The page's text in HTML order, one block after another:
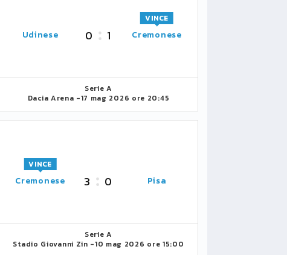
Udinese 0 1 Cremonese
VINCE
Serie A
Dacia Arena -17 mag 2026 ore 20:45
Cremonese
VINCE
3 0 Pisa
Serie A
Stadio Giovanni Zin -10 mag 2026 ore 15:00